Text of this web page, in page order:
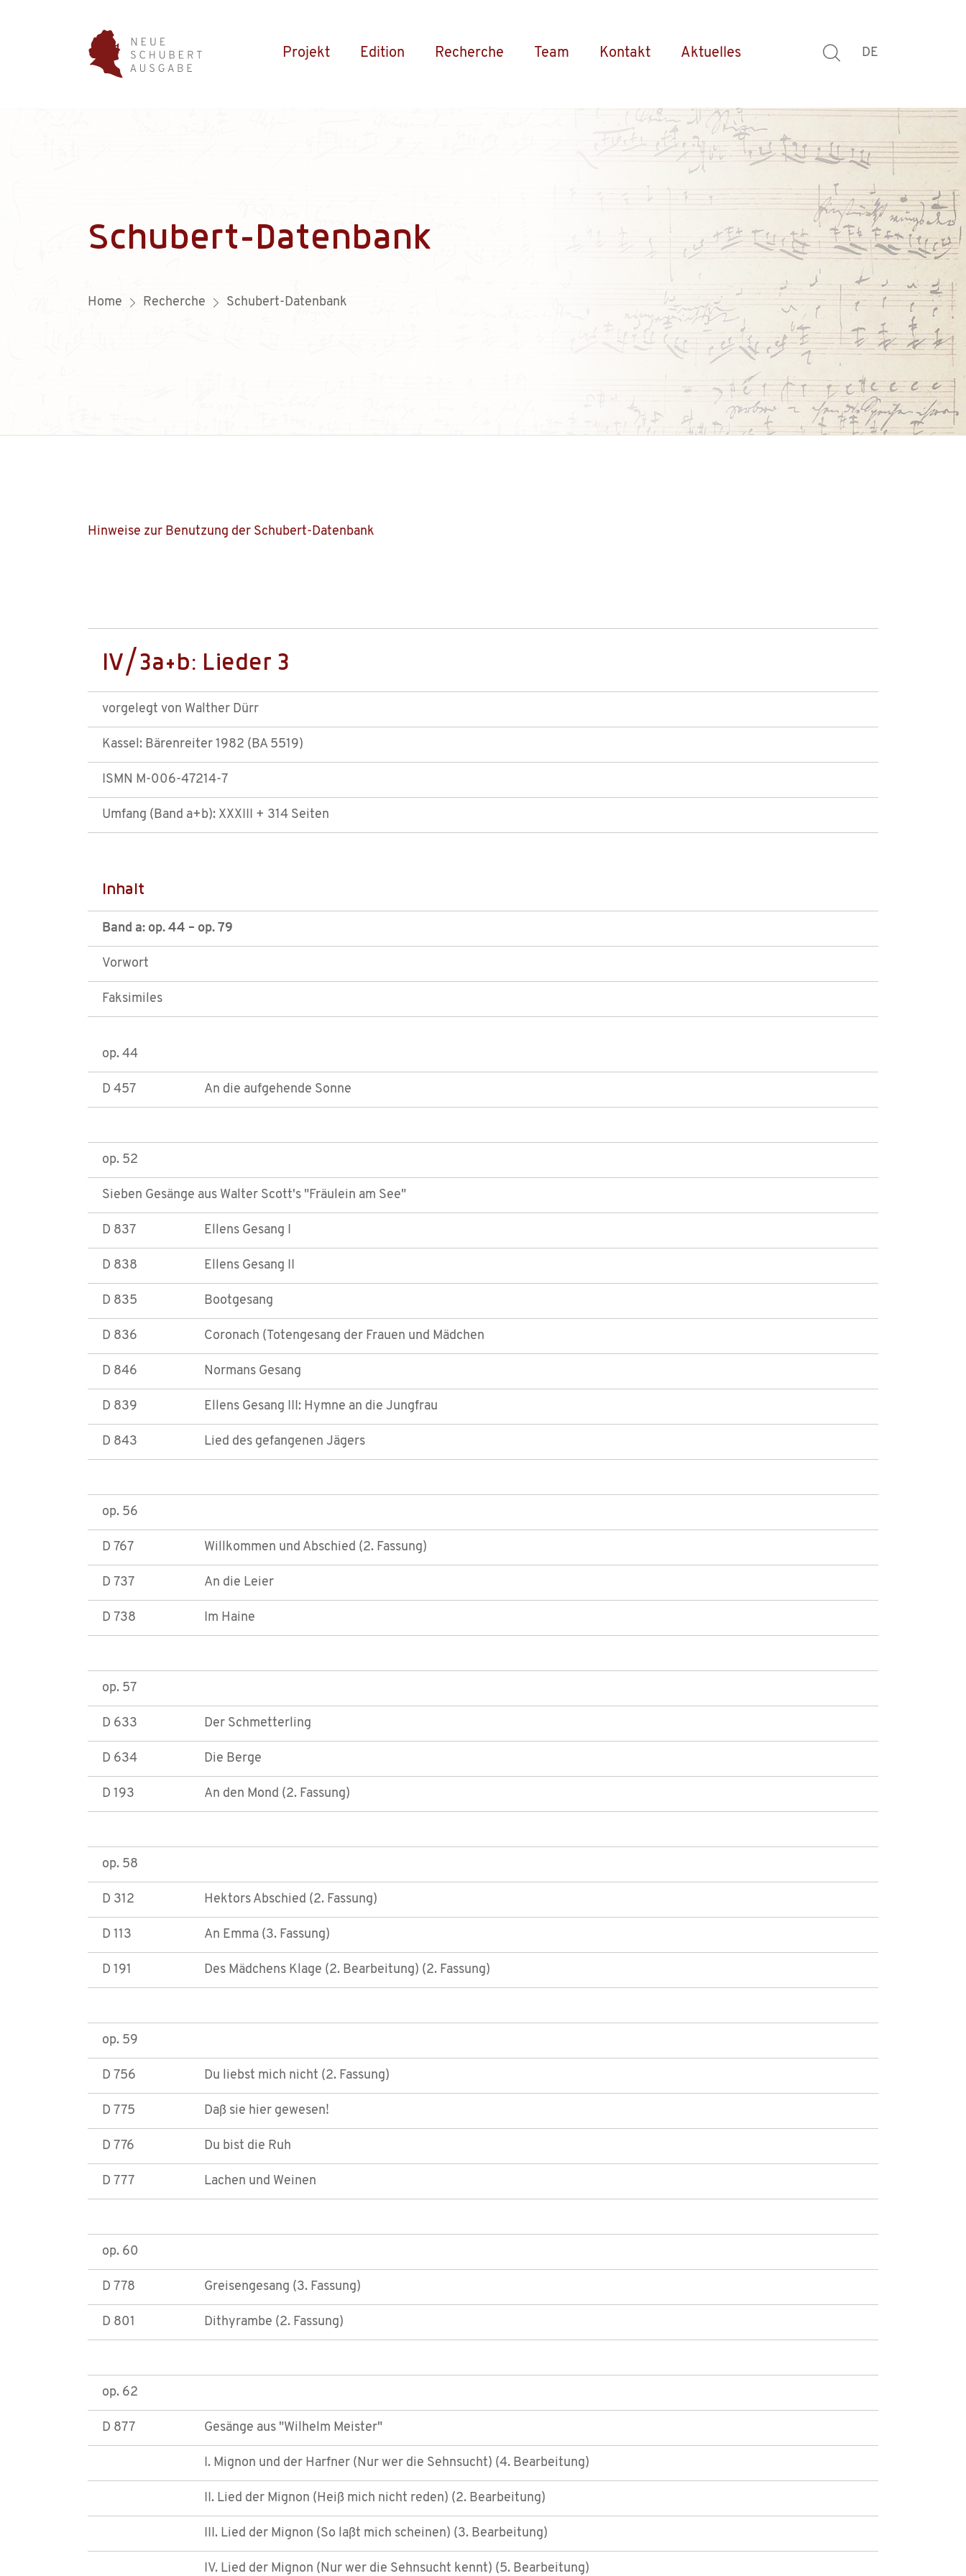
Projekt Edition Recherche Team Kontakt Aktuelles DE
Schubert-Datenbank
Home Recherche Schubert-Datenbank
Hinweise zur Benutzung der Schubert-Datenbank
IV/3a+b: Lieder 3
vorgelegt von Walther Dürr
Kassel: Bärenreiter 1982 (BA 5519)
ISMN M-006-47214-7
Umfang (Band a+b): XXXIII + 314 Seiten
Inhalt
Band a: op. 44 – op. 79
Vorwort
Faksimiles
op. 44
D 457 An die aufgehende Sonne
op. 52
Sieben Gesänge aus Walter Scott's "Fräulein am See"
D 837 Ellens Gesang I
D 838 Ellens Gesang II
D 835 Bootgesang
D 836 Coronach (Totengesang der Frauen und Mädchen
D 846 Normans Gesang
D 839 Ellens Gesang III: Hymne an die Jungfrau
D 843 Lied des gefangenen Jägers
op. 56
D 767 Willkommen und Abschied (2. Fassung)
D 737 An die Leier
D 738 Im Haine
op. 57
D 633 Der Schmetterling
D 634 Die Berge
D 193 An den Mond (2. Fassung)
op. 58
D 312 Hektors Abschied (2. Fassung)
D 113 An Emma (3. Fassung)
D 191 Des Mädchens Klage (2. Bearbeitung) (2. Fassung)
op. 59
D 756 Du liebst mich nicht (2. Fassung)
D 775 Daß sie hier gewesen!
D 776 Du bist die Ruh
D 777 Lachen und Weinen
op. 60
D 778 Greisengesang (3. Fassung)
D 801 Dithyrambe (2. Fassung)
op. 62
D 877 Gesänge aus "Wilhelm Meister"
I. Mignon und der Harfner (Nur wer die Sehnsucht) (4. Bearbeitung)
II. Lied der Mignon (Heiß mich nicht reden) (2. Bearbeitung)
III. Lied der Mignon (So laßt mich scheinen) (3. Bearbeitung)
IV. Lied der Mignon (Nur wer die Sehnsucht kennt) (5. Bearbeitung)